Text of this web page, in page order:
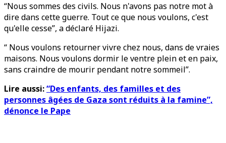
“Nous sommes des civils. Nous n'avons pas notre mot à
dire dans cette guerre. Tout ce que nous voulons, c'est
qu'elle cesse”, a déclaré Hijazi.
“ Nous voulons retourner vivre chez nous, dans de vraies
maisons. Nous voulons dormir le ventre plein et en paix,
sans craindre de mourir pendant notre sommeil”.
Lire aussi:“Des enfants, des familles et des
personnes âgées de Gaza sont réduits à la famine”,
dénonce le Pape